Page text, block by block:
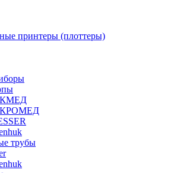
принтеры (плоттеры)
трубы